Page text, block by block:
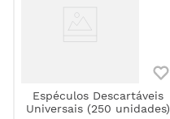
Espéculos Descartáveis
Universais (250 unidades)